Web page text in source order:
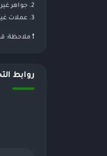
2. جواهر غير محدودة
3. عملات غير محدودة (تبادل مع الجواهر ، شراء من المتجر)
❗️ ملاحظة:
روابط